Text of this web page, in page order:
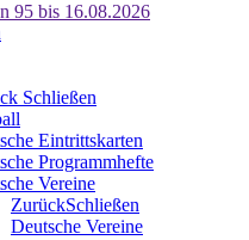
95 bis 16.08.2026
Schließen
Eintrittskarten
Programmhefte
Vereine
ZurückSchließen
Deutsche Vereine